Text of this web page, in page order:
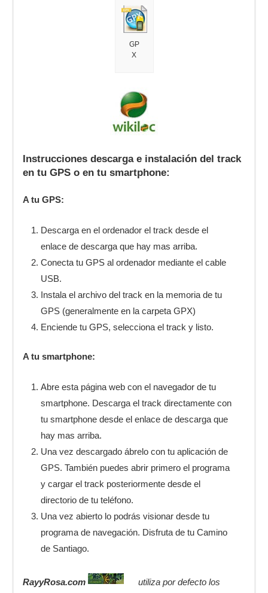
GP
X
Instrucciones descarga e instalación del track
en tu GPS o en tu smartphone:
A tu GPS:
Descarga en el ordenador el track desde el
enlace de descarga que hay mas arriba.
Conecta tu GPS al ordenador mediante el cable
USB.
Instala el archivo del track en la memoria de tu
GPS (generalmente en la carpeta GPX)
Enciende tu GPS, selecciona el track y listo.
A tu smartphone:
Abre esta página web con el navegador de tu
smartphone. Descarga el track directamente con
tu smartphone desde el enlace de descarga que
hay mas arriba.
Una vez descargado ábrelo con tu aplicación de
GPS. También puedes abrir primero el programa
y cargar el track posteriormente desde el
directorio de tu teléfono.
Una vez abierto lo podrás visionar desde tu
programa de navegación. Disfruta de tu Camino
de Santiago.
RayyRosa.com utiliza por defecto los